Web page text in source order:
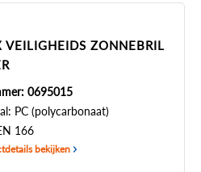
VEILIGHEIDS ZONNEBRIL
0695015
PC (polycarbonaat)
166
bekijken